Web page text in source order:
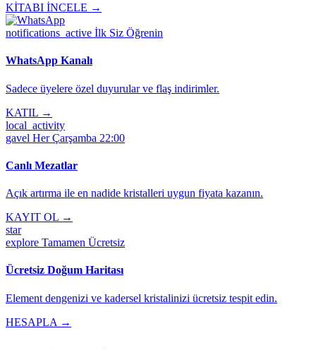
KİTABI İNCELE →
notifications_active İlk Siz Öğrenin
WhatsApp Kanalı
Sadece üyelere özel duyurular ve flaş indirimler.
KATIL →
local_activity
gavel Her Çarşamba 22:00
Canlı Mezatlar
Açık artırma ile en nadide kristalleri uygun fiyata kazanın.
KAYIT OL →
star
explore Tamamen Ücretsiz
Ücretsiz Doğum Haritası
Element dengenizi ve kadersel kristalinizi ücretsiz tespit edin.
HESAPLA →